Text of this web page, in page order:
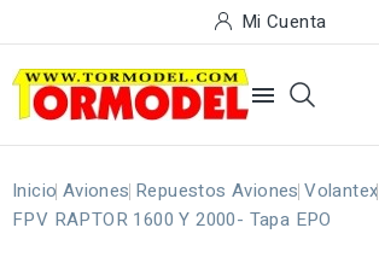
Mi Cuenta

Inicio Aviones Repuestos Aviones Volantex
FPV RAPTOR 1600 Y 2000- Tapa EPO